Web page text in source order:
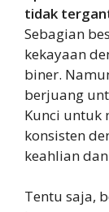
tidak
Sebagian
kekayaan
biner.
berjuang
Kunci untuk
konsisten
keahlian
Tentu saja,